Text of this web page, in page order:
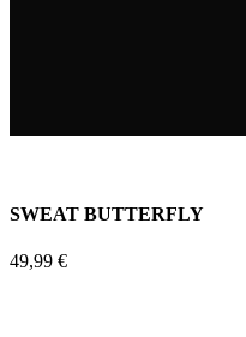
SWEAT BUTTERFLY
49,99 €